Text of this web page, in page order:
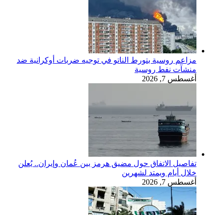
مزاعم روسية بتورط الناتو في توجيه ضربات أوكرانية ضد
منشآت نفط روسية
أغسطس 7, 2026
تفاصيل الاتفاق حول مضيق هرمز بين عُمان وإيران.. يُعلن
خلال أيام ويمتد لشهرين
أغسطس 7, 2026